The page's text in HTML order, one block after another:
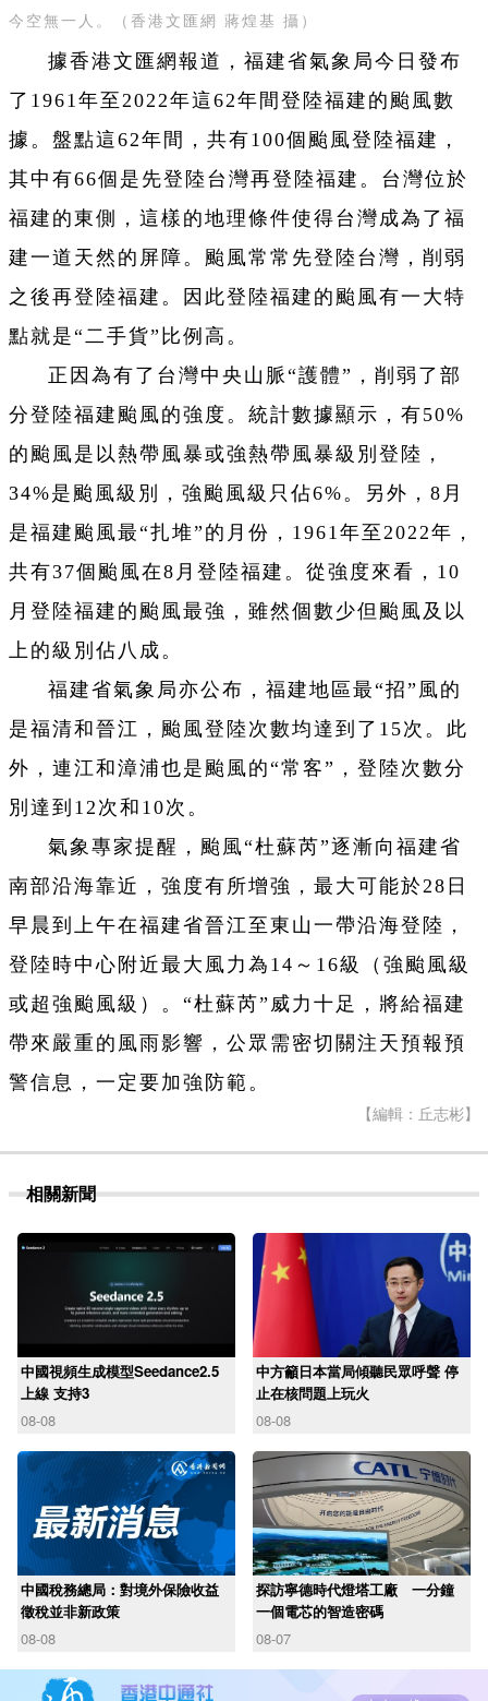
今空無一人。（香港文匯網 蔣煌基 攝）
據香港文匯網報道，福建省氣象局今日發布
了1961年至2022年這62年間登陸福建的颱風數
據。盤點這62年間，共有100個颱風登陸福建，
其中有66個是先登陸台灣再登陸福建。台灣位於
福建的東側，這樣的地理條件使得台灣成為了福
建一道天然的屏障。颱風常常先登陸台灣，削弱
之後再登陸福建。因此登陸福建的颱風有一大特
點就是“二手貨”比例高。
正因為有了台灣中央山脈“護體”，削弱了部
分登陸福建颱風的強度。統計數據顯示，有50%
的颱風是以熱帶風暴或強熱帶風暴級別登陸，
34%是颱風級別，強颱風級只佔6%。另外，8月
是福建颱風最“扎堆”的月份，1961年至2022年，
共有37個颱風在8月登陸福建。從強度來看，10
月登陸福建的颱風最強，雖然個數少但颱風及以
上的級別佔八成。
福建省氣象局亦公布，福建地區最“招”風的
是福清和晉江，颱風登陸次數均達到了15次。此
外，連江和漳浦也是颱風的“常客”，登陸次數分
別達到12次和10次。
氣象專家提醒，颱風“杜蘇芮”逐漸向福建省
南部沿海靠近，強度有所增強，最大可能於28日
早晨到上午在福建省晉江至東山一帶沿海登陸，
登陸時中心附近最大風力為14～16級（強颱風級
或超強颱風級）。“杜蘇芮”威力十足，將給福建
帶來嚴重的風雨影響，公眾需密切關注天預報預
警信息，一定要加強防範。
【編輯：丘志彬】
相關新聞
中國視頻生成模型Seedance2.5
上線 支持3
08-08
中方籲日本當局傾聽民眾呼聲 停
止在核問題上玩火
08-08
中國稅務總局：對境外保險收益
徵稅並非新政策
08-08
探訪寧德時代燈塔工廠 一分鐘
一個電芯的智造密碼
08-07